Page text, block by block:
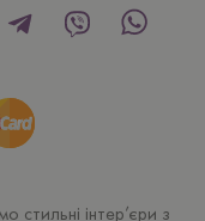
інтер’єри з